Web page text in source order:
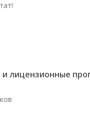
и лицензионные